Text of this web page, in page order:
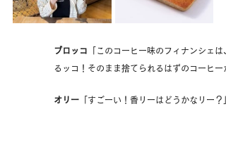
ブロッコ 「このコーヒー味のフィナンシェ
るッコ！そのまま捨てられるはずのコーヒ
オリー 「すごーい！香リーはどうかなリー？